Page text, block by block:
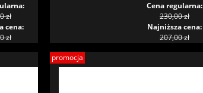
zł
cena:
zł
Cena regularna:
230,00 zł
Najniższa cena:
207,00 zł
promocja